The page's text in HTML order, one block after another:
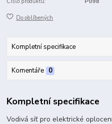
Do oblíbených
Kompletní specifikace
Komentáře 0
Kompletní specifikace
Vodivá síť pro elektrické